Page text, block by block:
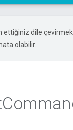
ettiğiniz dile
olabilir.